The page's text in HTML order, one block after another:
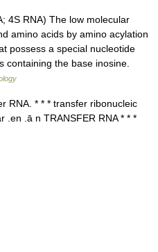
4S RNA) The low molecular
amino acids by amino acylation
possess a special nucleotide
containing the base inosine.
RNA. * * * transfer ribonucleic
.en .ā n TRANSFER RNA * * *